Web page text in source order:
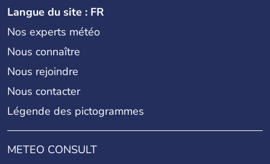
Langue du site : FR
Nos experts météo
Nous connaître
Nous rejoindre
Nous contacter
Légende des pictogrammes
METEO CONSULT